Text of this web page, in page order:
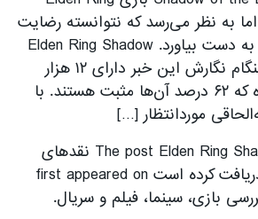
به نظر می‌رسد که نتوانسته رضایت
برخی از طرفداران را به دست بیاورد. Elden Ring Shadow
of the Erdtree در هنگام نگارش این خبر دارای ۱۲ هزار
بررسی در استیم بوده که ۶۲ درصد آن‌ها مثبت هستند. با
موردانتظار […]
The post Elden Ring Shadow of the Erdtree نقدهای
متوسطی در استیم دریافت کرده است first appeared on
بازی، سینما، فیلم و سریال.